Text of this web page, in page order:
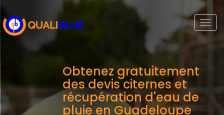
Obtenez gratuitement
des devis citernes et
récupération d'eau de
pluie en Guadeloupe